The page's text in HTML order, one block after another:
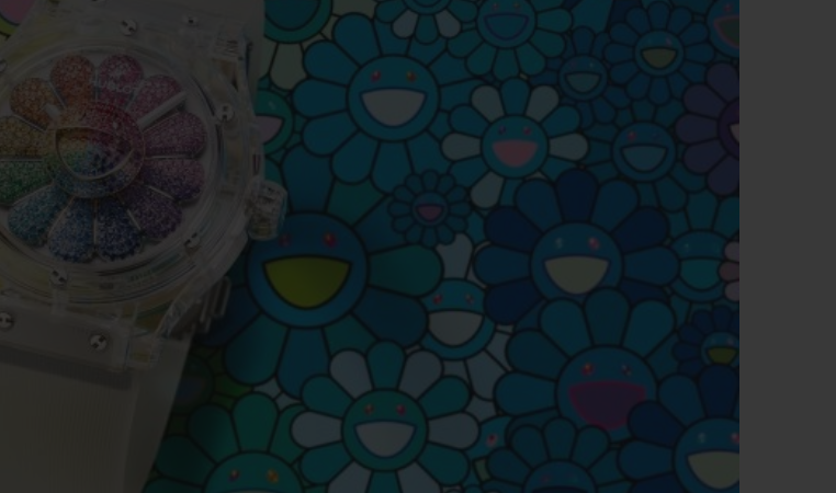
PEACH CERAMIC
SPIRIT OF BIG BANG
ESSENTIAL TAUPE
ЭКСКЛЮЗИВНАЯ ОНЛАЙН-ПРОДАЖА
BIG BANG
RELOADED ALL BLACK
ДОСТАВКИ
БЕСПЛАТНАЯ ДОСТАВКА И
БЕЗОПАСНАЯ ОПЛАТА ПОДАРОЧНЫЙ ЧЕХОЛ
НАЙТИ БУТИК